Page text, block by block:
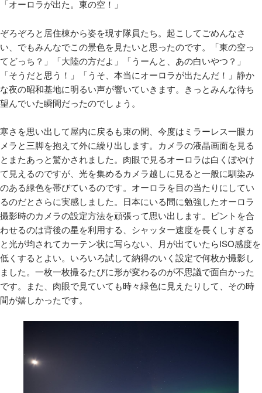
「オーロラが出た。東の空！」
ぞろぞろと居住棟から姿を現す隊員たち。起こしてごめんなさ
い、でもみんなでこの景色を見たいと思ったのです。「東の空っ
てどっち？」「大陸の方だよ」「うーんと、あの白いやつ？」
「そうだと思う！」「うそ、本当にオーロラが出たんだ！」静か
な夜の昭和基地に明るい声が響いていきます。きっとみんな待ち
望んでいた瞬間だったのでしょう。
寒さを思い出して屋内に戻るも束の間、今度はミラーレス一眼カ
メラと三脚を抱えて外に繰り出します。カメラの液晶画面を見る
とまたあっと驚かされました。肉眼で見るオーロラは白くぼやけ
て見えるのですが、光を集めるカメラ越しに見ると一般に馴染み
のある緑色を帯びているのです。オーロラを目の当たりにしてい
るのだとさらに実感しました。日本にいる間に勉強したオーロラ
撮影時のカメラの設定方法を頑張って思い出します。ピントを合
わせるのは背後の星を利用する、シャッター速度を長くしすぎる
と光が均されてカーテン状に写らない、月が出ていたらISO感度を
低くするとよい。いろいろ試して納得のいく設定で何枚か撮影し
ました。一枚一枚撮るたびに形が変わるのが不思議で面白かった
です。また、肉眼で見ていても時々緑色に見えたりして、その時
間が嬉しかったです。